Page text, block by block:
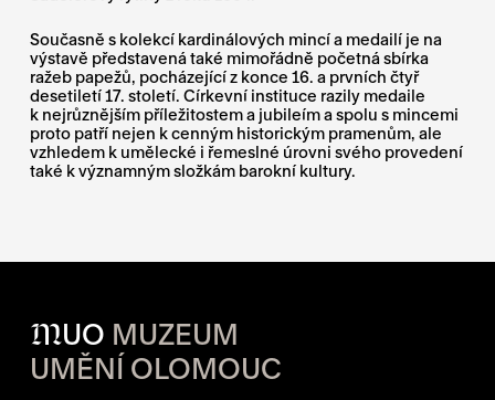
Současně s kolekcí kardinálových mincí a medailí je na
výstavě představená také mimořádně početná sbírka
ražeb papežů, pocházející z konce 16. a prvních čtyř
desetiletí 17. století. Církevní instituce razily medaile
k nejrůznějším příležitostem a jubileím a spolu s mincemi
proto patří nejen k cenným historickým pramenům, ale
vzhledem k umělecké i řemeslné úrovni svého provedení
také k významným složkám barokní kultury.
MUO MUZEUM
UMĚNÍ OLOMOUC